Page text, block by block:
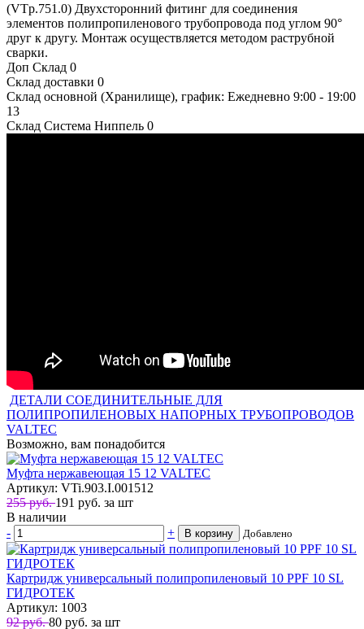
(VTp.751.0) Двухсторонний фитинг для соединения
элементов полипропиленового трубопровода под углом 90°
друг к другу. Монтаж осуществляется методом раструбной
сварки.
Доп Склад 0
Склад доставки 0
Склад основной (Хранилище), график: Ежедневно 9:00 - 19:00
13
Склад Система Ниппель 0
ДЕТАЛИ СОЕДИНИТЕЛЬНЫЕ ДЛЯ
ПОЛИПРОПИЛЕНОВЫХ НАПОРНЫХ ТРУБОПРОВОДОВ
VALTEC
Возможно, вам понадобится
Муфта нержавеющая 15 12 VALTEC
Артикул: VTi.903.I.001512
255 руб.191 руб. за шт
В наличии
-
+ В корзину Добавлено
Картридж универсальный полипропиленовый 10 PPF 10 SL
ГИДРОТЕК
Артикул: 1003
92 руб.80 руб. за шт